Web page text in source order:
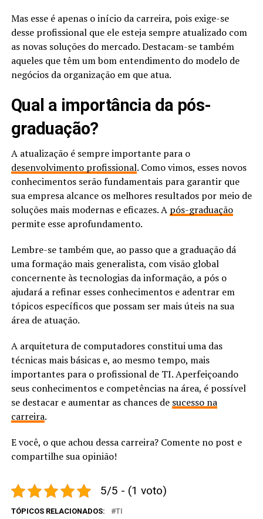
Mas esse é apenas o início da carreira, pois exige-se
desse profissional que ele esteja sempre atualizado com
as novas soluções do mercado. Destacam-se também
aqueles que têm um bom entendimento do modelo de
negócios da organização em que atua.
Qual a importância da pós-
graduação?
A atualização é sempre importante para o
desenvolvimento profissional. Como vimos, esses novos
conhecimentos serão fundamentais para garantir que
sua empresa alcance os melhores resultados por meio de
soluções mais modernas e eficazes. A pós-graduação
permite esse aprofundamento.
Lembre-se também que, ao passo que a graduação dá
uma formação mais generalista, com visão global
concernente às tecnologias da informação, a pós o
ajudará a refinar esses conhecimentos e adentrar em
tópicos específicos que possam ser mais úteis na sua
área de atuação.
A arquitetura de computadores constitui uma das
técnicas mais básicas e, ao mesmo tempo, mais
importantes para o profissional de TI. Aperfeiçoando
seus conhecimentos e competências na área, é possível
se destacar e aumentar as chances de sucesso na
carreira.
E você, o que achou dessa carreira? Comente no post e
compartilhe sua opinião!
5/5 - (1 voto)
TÓPICOS RELACIONADOS: TI